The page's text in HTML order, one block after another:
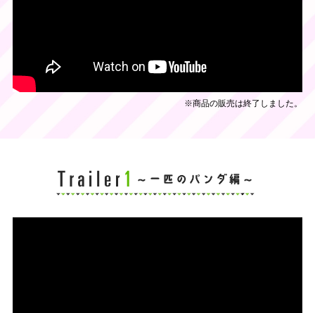
※商品の販売は終了しました。